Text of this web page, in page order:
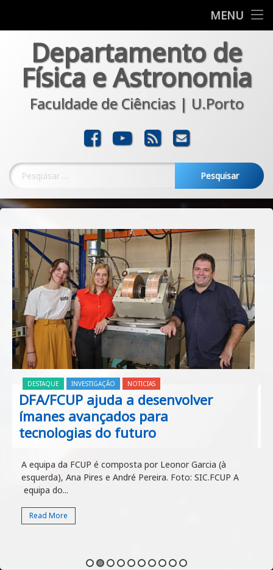
MENU
Formação
Investigação
Comunicação
Noticias
Departamento de
Física e Astronomia
Faculdade de Ciências | U.Porto
FacebookYouTube
RSS E-mail
Pesquisar por:
DESTAQUE INVESTIGAÇÃO NOTICIAS
DFA/FCUP ajuda a desenvolver
ímanes avançados para
tecnologias do futuro
A equipa da FCUP é composta por Leonor Garcia (à
esquerda), Ana Pires e André Pereira. Foto: SIC.FCUP A
equipa do...
Read More